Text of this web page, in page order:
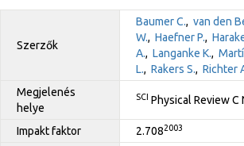
Szerzők
Baumer C., van den
W., Haefner P.,
A., Langanke K.,
L., Rakers S., Richter
Megjelenés
helye
SCI Physical Review C
Impakt faktor 2.7082003